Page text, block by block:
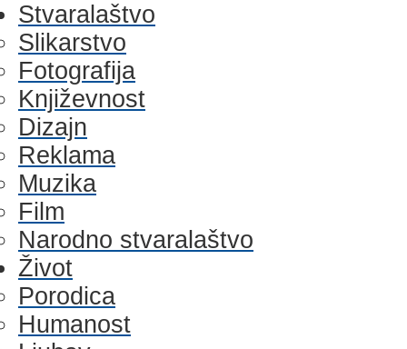
Stvaralaštvo
Slikarstvo
Fotografija
Književnost
Dizajn
Reklama
Muzika
Film
Narodno stvaralaštvo
Život
Porodica
Humanost